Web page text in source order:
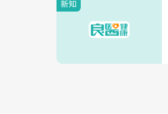
新知